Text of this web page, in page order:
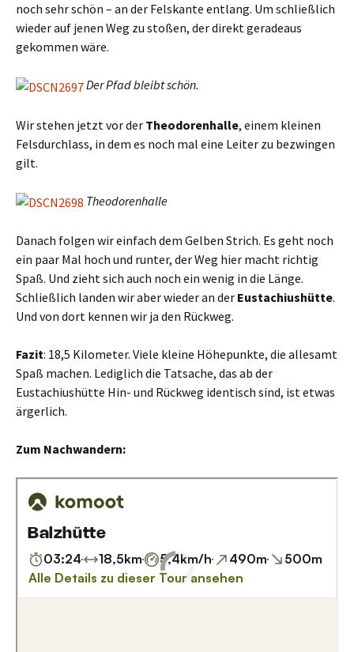
noch sehr schön – an der Felskante entlang. Um schließlich
wieder auf jenen Weg zu stoßen, der direkt geradeaus
gekommen wäre.
Der Pfad bleibt schön.
Wir stehen jetzt vor der Theodorenhalle, einem kleinen
Felsdurchlass, in dem es noch mal eine Leiter zu bezwingen
gilt.
Theodorenhalle
Danach folgen wir einfach dem Gelben Strich. Es geht noch
ein paar Mal hoch und runter, der Weg hier macht richtig
Spaß. Und zieht sich auch noch ein wenig in die Länge.
Schließlich landen wir aber wieder an der Eustachiushütte.
Und von dort kennen wir ja den Rückweg.
Fazit: 18,5 Kilometer. Viele kleine Höhepunkte, die allesamt
Spaß machen. Lediglich die Tatsache, das ab der
Eustachiushütte Hin- und Rückweg identisch sind, ist etwas
ärgerlich.
Zum Nachwandern: